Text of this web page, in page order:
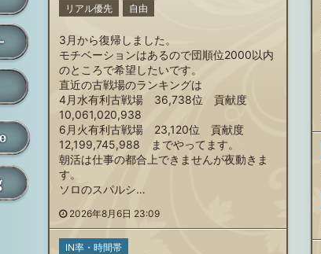
リアル優先
自由
3月から復帰しました。
モチベーションはあるので団順位2000以内
のところで希望したいです。
直近の古戦場のランキングは
4月水有利古戦場 36,738位 貢献度
10,061,020,938
6月火有利古戦場 23,120位 貢献度
12,199,745,988 までやってます。
朝活は仕事の都合上できませんが夜動きま
す。
ソロのスパルシ…
2026年8月6日 23:09
IN率・時間帯